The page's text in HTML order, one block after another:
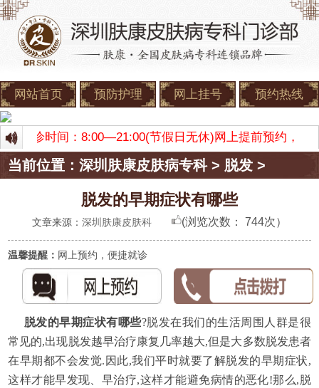
网站首页 预防护理 网上挂号 预约热线
门诊时间：8:00—21:00(节假日无休)网上提前预约，免
当前位置：深圳肤康皮肤病专科> 脱发 >
脱发的早期症状有哪些
文章来源： 深圳肤康皮肤科 (浏览次数： 744次）
温馨提醒： 网上预约，便捷就诊
脱发的早期症状有哪些?脱发在我们的生活周围人群是很
常见的,出现脱发越早治疗康复几率越大,但是大多数脱发患者
在早期都不会发觉.因此,我们平时就要了解脱发的早期症状,
这样才能早发现、早治疗,这样才能避免病情的恶化!那么,脱